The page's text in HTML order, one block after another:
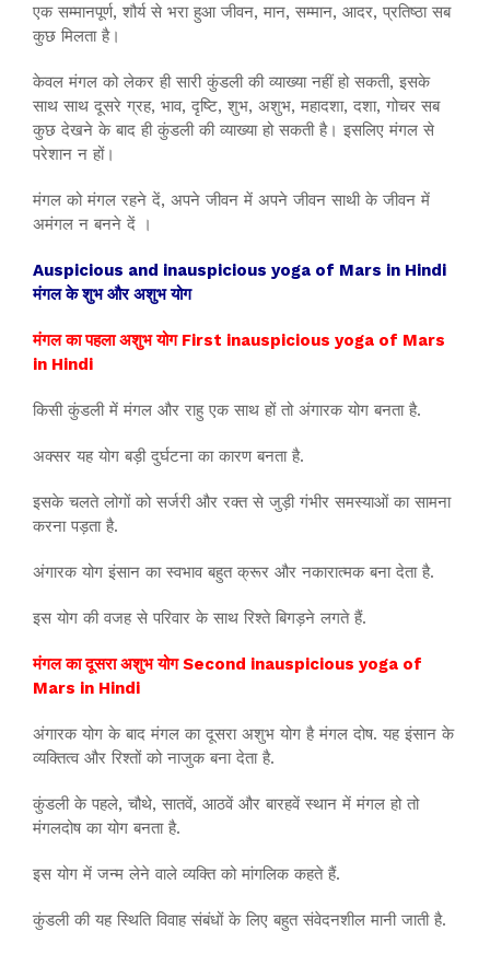
एक सम्मानपूर्ण, शौर्य से भरा हुआ जीवन, मान, सम्मान, आदर, प्रतिष्ठा सब
कुछ मिलता है।
केवल मंगल को लेकर ही सारी कुंडली की व्याख्या नहीं हो सकती, इसके
साथ साथ दूसरे ग्रह, भाव, दृष्टि, शुभ, अशुभ, महादशा, दशा, गोचर सब
कुछ देखने के बाद ही कुंडली की व्याख्या हो सकती है। इसलिए मंगल से
परेशान न हों।
मंगल को मंगल रहने दें, अपने जीवन में अपने जीवन साथी के जीवन में
अमंगल न बनने दें ।
Auspicious and inauspicious yoga of Mars in Hindi
मंगल के शुभ और अशुभ योग
मंगल का पहला अशुभ योग First inauspicious yoga of Mars
in Hindi
किसी कुंडली में मंगल और राहु एक साथ हों तो अंगारक योग बनता है.
अक्सर यह योग बड़ी दुर्घटना का कारण बनता है.
इसके चलते लोगों को सर्जरी और रक्त से जुड़ी गंभीर समस्याओं का सामना
करना पड़ता है.
अंगारक योग इंसान का स्वभाव बहुत क्रूर और नकारात्मक बना देता है.
इस योग की वजह से परिवार के साथ रिश्ते बिगड़ने लगते हैं.
मंगल का दूसरा अशुभ योग Second inauspicious yoga of
Mars in Hindi
अंगारक योग के बाद मंगल का दूसरा अशुभ योग है मंगल दोष. यह इंसान के
व्यक्तित्व और रिश्तों को नाजुक बना देता है.
कुंडली के पहले, चौथे, सातवें, आठवें और बारहवें स्थान में मंगल हो तो
मंगलदोष का योग बनता है.
इस योग में जन्म लेने वाले व्यक्ति को मांगलिक कहते हैं.
कुंडली की यह स्थिति विवाह संबंधों के लिए बहुत संवेदनशील मानी जाती है.